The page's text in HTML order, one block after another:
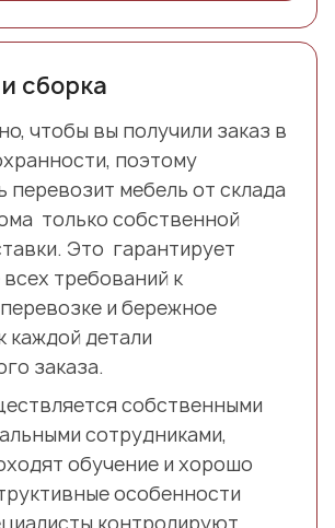
сборка
чтобы вы получили заказ в
поэтому
перевозит мебель от склада
только собственной
Это гарантирует
требований к
и бережное
каждой детали
заказа.
собственными
сотрудниками,
обучение и хорошо
особенности